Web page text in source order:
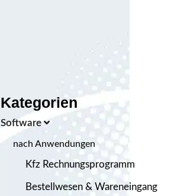
Kategorien
Software
nach Anwendungen
Kfz Rechnungsprogramm
Bestellwesen & Wareneingang